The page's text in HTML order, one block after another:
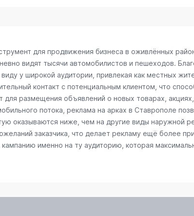
для продвижения бизнеса в оживлённых
видят тысячи автомобилистов и пешеходов.
у широкой аудитории, привлекая как местных
контакт с потенциальным клиентом, что
для размещения объявлений о новых товарах,
потока, реклама на арках в Ставрополе
оказываются ниже, чем на другие виды наружной
заказчика, что делает рекламу ещё более
именно на ту аудиторию, которая